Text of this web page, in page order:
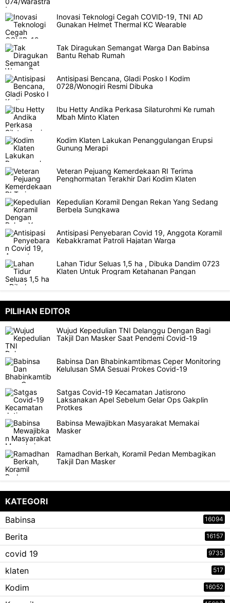
Inovasi Teknologi Cegah COVID-19, TNI AD
Gunakan Helmet Thermal KC Wearable
Tak Diragukan Semangat Warga Dan Babinsa
Bantu Rehab Rumah
Antisipasi Bencana, Gladi Posko I Kodim
0728/Wonogiri Resmi Dibuka
Ibu Hetty Andika Perkasa Silaturohmi Ke rumah
Mbah Minto Klaten
Kodim Klaten Lakukan Penanggulangan Erupsi
Gunung Merapi
Veteran Pejuang Kemerdekaan RI Terima
Penghormatan Terakhir Dari Kodim Klaten
Kepedulian Koramil Dengan Rekan Yang Sedang
Berbela Sungkawa
Antisipasi Penyebaran Covid 19, Anggota Koramil
Kebakkramat Patroli Hajatan Warga
Lahan Tidur Seluas 1,5 ha , Dibuka Dandim 0723
Klaten Untuk Program Ketahanan Pangan
PILIHAN EDITOR
Wujud Kepedulian TNI Delanggu Dengan Bagi
Takjil Dan Masker Saat Pendemi Covid-19
Babinsa Dan Bhabinkamtibmas Ceper Monitoring
Kelulusan SMA Sesuai Prokes Covid-19
Satgas Covid-19 Kecamatan Jatisrono
Laksanakan Apel Sebelum Gelar Ops Gakplin
Protkes
Babinsa Mewajibkan Masyarakat Memakai
Masker
Ramadhan Berkah, Koramil Pedan Membagikan
Takjil Dan Masker
KATEGORI
Babinsa
16094
Berita 16157
covid 19 9735
klaten 517
Kodim 16052